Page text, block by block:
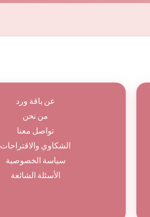
عن باقة ورد
من نحن
تواصل معنا
الشكاوي والاقتراحات
سياسة الخصوصية
الأسئلة الشائعة